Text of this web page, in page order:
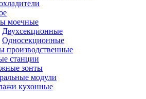
моечные
Двухсекционные
Односекционные
производственные
станции
зонты
модули
кухонные